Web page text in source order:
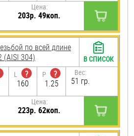
Цена:
203р. 49коп.
по всей длине
(AISI 304)
L
?
160
P
?
1.25
Вес:
51 гр.
Цена:
223р. 62коп.
В СПИСОК